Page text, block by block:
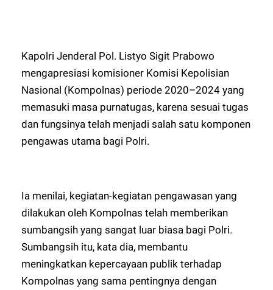
Kapolri Jenderal Pol. Listyo Sigit Prabowo
mengapresiasi komisioner Komisi Kepolisian
Nasional (Kompolnas) periode 2020–2024 yang
memasuki masa purnatugas, karena sesuai tugas
dan fungsinya telah menjadi salah satu komponen
pengawas utama bagi Polri.
Ia menilai, kegiatan-kegiatan pengawasan yang
dilakukan oleh Kompolnas telah memberikan
sumbangsih yang sangat luar biasa bagi Polri.
Sumbangsih itu, kata dia, membantu
meningkatkan kepercayaan publik terhadap
Kompolnas yang sama pentingnya dengan